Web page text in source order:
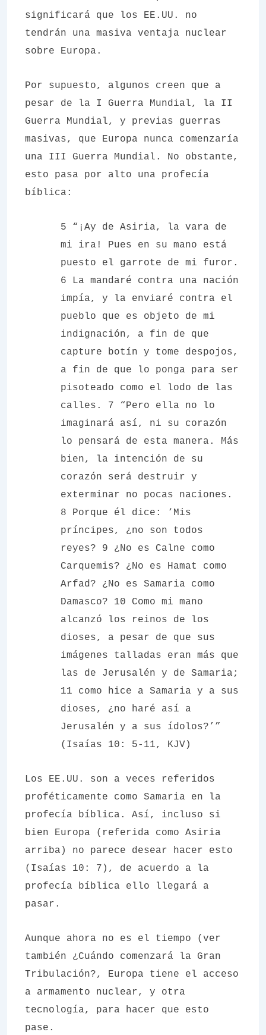
significará que los EE.UU. no
tendrán una masiva ventaja nuclear
sobre Europa.
Por supuesto, algunos creen que a
pesar de la I Guerra Mundial, la II
Guerra Mundial, y previas guerras
masivas, que Europa nunca comenzaría
una III Guerra Mundial. No obstante,
esto pasa por alto una profecía
bíblica:
5 “¡Ay de Asiria, la vara de
mi ira! Pues en su mano está
puesto el garrote de mi furor.
6 La mandaré contra una nación
impía, y la enviaré contra el
pueblo que es objeto de mi
indignación, a fin de que
capture botín y tome despojos,
a fin de que lo ponga para ser
pisoteado como el lodo de las
calles. 7 “Pero ella no lo
imaginará así, ni su corazón
lo pensará de esta manera. Más
bien, la intención de su
corazón será destruir y
exterminar no pocas naciones.
8 Porque él dice: ‘Mis
príncipes, ¿no son todos
reyes? 9 ¿No es Calne como
Carquemis? ¿No es Hamat como
Arfad? ¿No es Samaria como
Damasco? 10 Como mi mano
alcanzó los reinos de los
dioses, a pesar de que sus
imágenes talladas eran más que
las de Jerusalén y de Samaria;
11 como hice a Samaria y a sus
dioses, ¿no haré así a
Jerusalén y a sus ídolos?’”
(Isaías 10: 5-11, KJV)
Los EE.UU. son a veces referidos
proféticamente como Samaria en la
profecía bíblica. Así, incluso si
bien Europa (referida como Asiria
arriba) no parece desear hacer esto
(Isaías 10: 7), de acuerdo a la
profecía bíblica ello llegará a
pasar.
Aunque ahora no es el tiempo (ver
también ¿Cuándo comenzará la Gran
Tribulación?, Europa tiene el acceso
a armamento nuclear, y otra
tecnología, para hacer que esto
pase.